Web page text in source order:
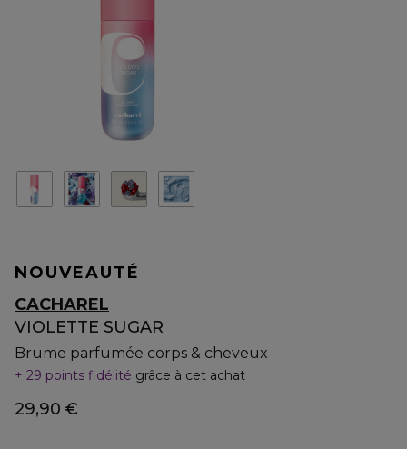
NOUVEAUTÉ
CACHAREL
VIOLETTE SUGAR
Brume parfumée corps & cheveux
29 points fidélité grâce à cet achat
29,90 €